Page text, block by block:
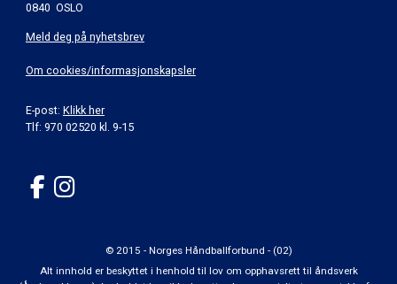
0840 OSLO
Meld deg på nyhetsbrev
Om cookies/informasjonskapsler
E-post: Klikk her
Tlf: 970 02520 kl. 9-15
© 2015 - Norges Håndballforbund - (02)
Alt innhold er beskyttet i henhold til lov om opphavsrett til åndsverk